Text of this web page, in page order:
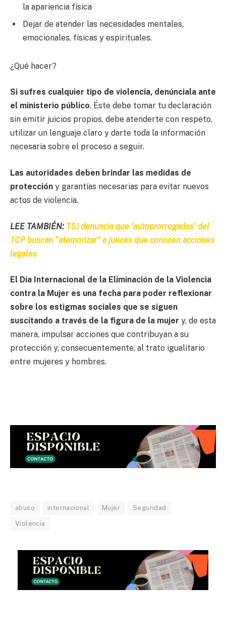
la apariencia física
Dejar de atender las necesidades mentales,
emocionales, físicas y espirituales.
¿Qué hacer?
Si sufres cualquier tipo de violencia, denúnciala ante
el ministerio público. Éste debe tomar tu declaración
sin emitir juicios propios, debe atenderte con respeto,
utilizar un lenguaje claro y darte toda la información
necesaria sobre el proceso a seguir.
Las autoridades deben brindar las medidas de
protección y garantías necesarias para evitar nuevos
actos de violencia.
LEE TAMBIÉN: TSJ denuncia que ‘autoprorrogados’ del
TCP buscan “atemorizar” a jueces que conocen acciones
legales
El Día Internacional de la Eliminación de la Violencia
contra la Mujer es una fecha para poder reflexionar
sobre los estigmas sociales que se siguen
suscitando a través de la figura de la mujer y, de esta
manera, impulsar acciones que contribuyan a su
protección y, consecuentemente, al trato igualitario
entre mujeres y hombres.
abuso internacional Mujer Seguridad
Violencia